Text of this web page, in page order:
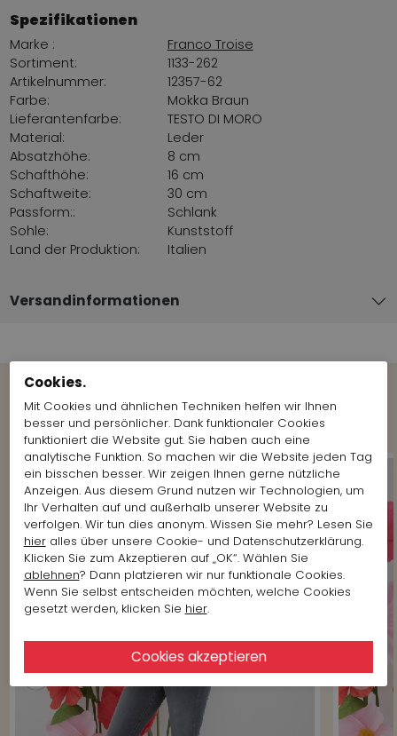
Spezifikationen
Marke :
Franco Troise
Sortiment:
1133-262
Artikelnummer:
12357-62
Farbe:
Mokka Braun
Lieferantenfarbe:
TESTO DI MORO
Material:
Leder
Absatzhöhe:
8 cm
Schafthöhe:
16 cm
Schaftweite:
30 cm
Passform::
Schlank
Sohle:
Kunststoff
Land der Produktion:
Italien
Versandinformationen
Shop the Look
Cookies.
Mit Cookies und ähnlichen Techniken helfen wir Ihnen
besser und persönlicher. Dank funktionaler Cookies
funktioniert die Website gut. Sie haben auch eine
analytische Funktion. So machen wir die Website jeden Tag
ein bisschen besser. Wir zeigen Ihnen gerne nützliche
Anzeigen. Aus diesem Grund nutzen wir Technologien, um
Ihr Verhalten auf und außerhalb unserer Website zu
verfolgen. Wir tun dies anonym. Wissen Sie mehr? Lesen Sie
hieralles über unsere Cookie- und Datenschutzerklärung.
Klicken Sie zum Akzeptieren auf „OK“. Wählen Sie
ablehnen? Dann platzieren wir nur funktionale Cookies.
Wenn Sie selbst entscheiden möchten, welche Cookies
gesetzt werden, klicken Sie hier.